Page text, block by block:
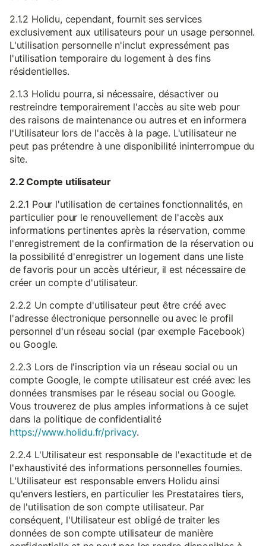
2.1.2 Holidu, cependant, fournit ses services
exclusivement aux utilisateurs pour un usage personnel.
L'utilisation personnelle n'inclut expressément pas
l'utilisation temporaire du logement à des fins
résidentielles.
2.1.3 Holidu pourra, si nécessaire, désactiver ou
restreindre temporairement l'accès au site web pour
des raisons de maintenance ou autres et en informera
l'Utilisateur lors de l'accès à la page. L'utilisateur ne
peut pas prétendre à une disponibilité ininterrompue du
site.
2.2 Compte utilisateur
2.2.1 Pour l'utilisation de certaines fonctionnalités, en
particulier pour le renouvellement de l'accès aux
informations pertinentes après la réservation, comme
l'enregistrement de la confirmation de la réservation ou
la possibilité d'enregistrer un logement dans une liste
de favoris pour un accès ultérieur, il est nécessaire de
créer un compte d'utilisateur.
2.2.2 Un compte d'utilisateur peut être créé avec
l'adresse électronique personnelle ou avec le profil
personnel d'un réseau social (par exemple Facebook)
ou Google.
2.2.3 Lors de l'inscription via un réseau social ou un
compte Google, le compte utilisateur est créé avec les
données transmises par le réseau social ou Google.
Vous trouverez de plus amples informations à ce sujet
dans la politique de confidentialité
https://www.holidu.fr/privacy.
2.2.4 L'Utilisateur est responsable de l'exactitude et de
l'exhaustivité des informations personnelles fournies.
L'Utilisateur est responsable envers Holidu ainsi
qu'envers lestiers, en particulier les Prestataires tiers,
de l'utilisation de son compte utilisateur. Par
conséquent, l'Utilisateur est obligé de traiter les
données de son compte utilisateur de manière